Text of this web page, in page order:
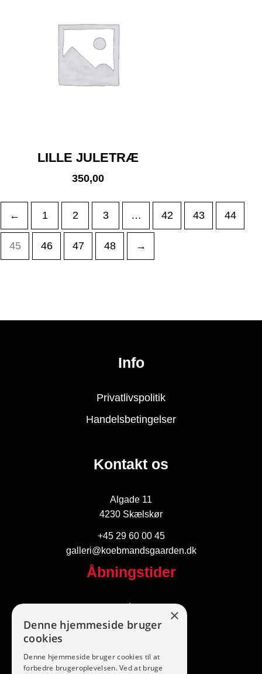
LILLE JULETRÆ
350,00
← 1 2 3 … 42 43 44
45 46 47 48 →
Info
Privatlivspolitik
Handelsbetingelser
Kontakt os
Algade 11
4230 Skælskør
+45 29 60 00 45
galleri@koebmandsgaarden.dk
Åbningstider
I dag
Følg os
×
Denne hjemmeside bruger
cookies
Denne hjemmeside bruger cookies til at
forbedre brugeroplevelsen. Ved at bruge